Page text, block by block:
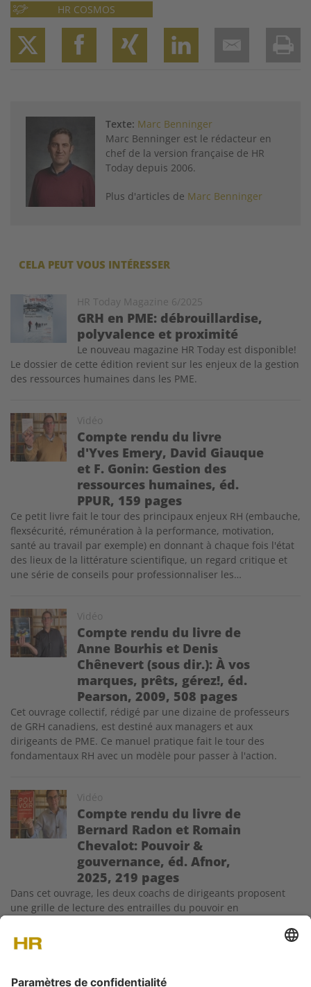
HR COSMOS
Texte: Marc Benninger
Marc Benninger est le rédacteur en
chef de la version française de HR
Today depuis 2006.
Plus d'articles de Marc Benninger
CELA PEUT VOUS INTÉRESSER
HR Today Magazine 6/2025
GRH en PME: débrouillardise,
polyvalence et proximité
Image
Le nouveau magazine HR Today est disponible!
Le dossier de cette édition revient sur les enjeux de la gestion
des ressources humaines dans les PME.
Vidéo
Compte rendu du livre
d'Yves Emery, David Giauque
et F. Gonin: Gestion des
ressources humaines, éd.
PPUR, 159 pages
Image
Ce petit livre fait le tour des principaux enjeux RH (embauche,
flexsécurité, rémunération à la performance, motivation,
santé au travail par exemple) en donnant à chaque fois l'état
des lieux de la littérature scientifique, un regard critique et
une série de conseils pour professionnaliser les…
Vidéo
Compte rendu du livre de
Anne Bourhis et Denis
Chênevert (sous dir.): À vos
marques, prêts, gérez!, éd.
Pearson, 2009, 508 pages
Image
Cet ouvrage collectif, rédigé par une dizaine de professeurs
de GRH canadiens, est destiné aux managers et aux
dirigeants de PME. Ce manuel pratique fait le tour des
fondamentaux RH avec un modèle pour passer à l'action.
Vidéo
Compte rendu du livre de
Bernard Radon et Romain
Chevalot: Pouvoir &
gouvernance, éd. Afnor,
2025, 219 pages
Image
Dans cet ouvrage, les deux coachs de dirigeants proposent
une grille de lecture des entrailles du pouvoir en
pratiques, des questionnements et des solutions pour gravir
les échelons hiérarchiques dans un monde économique sans